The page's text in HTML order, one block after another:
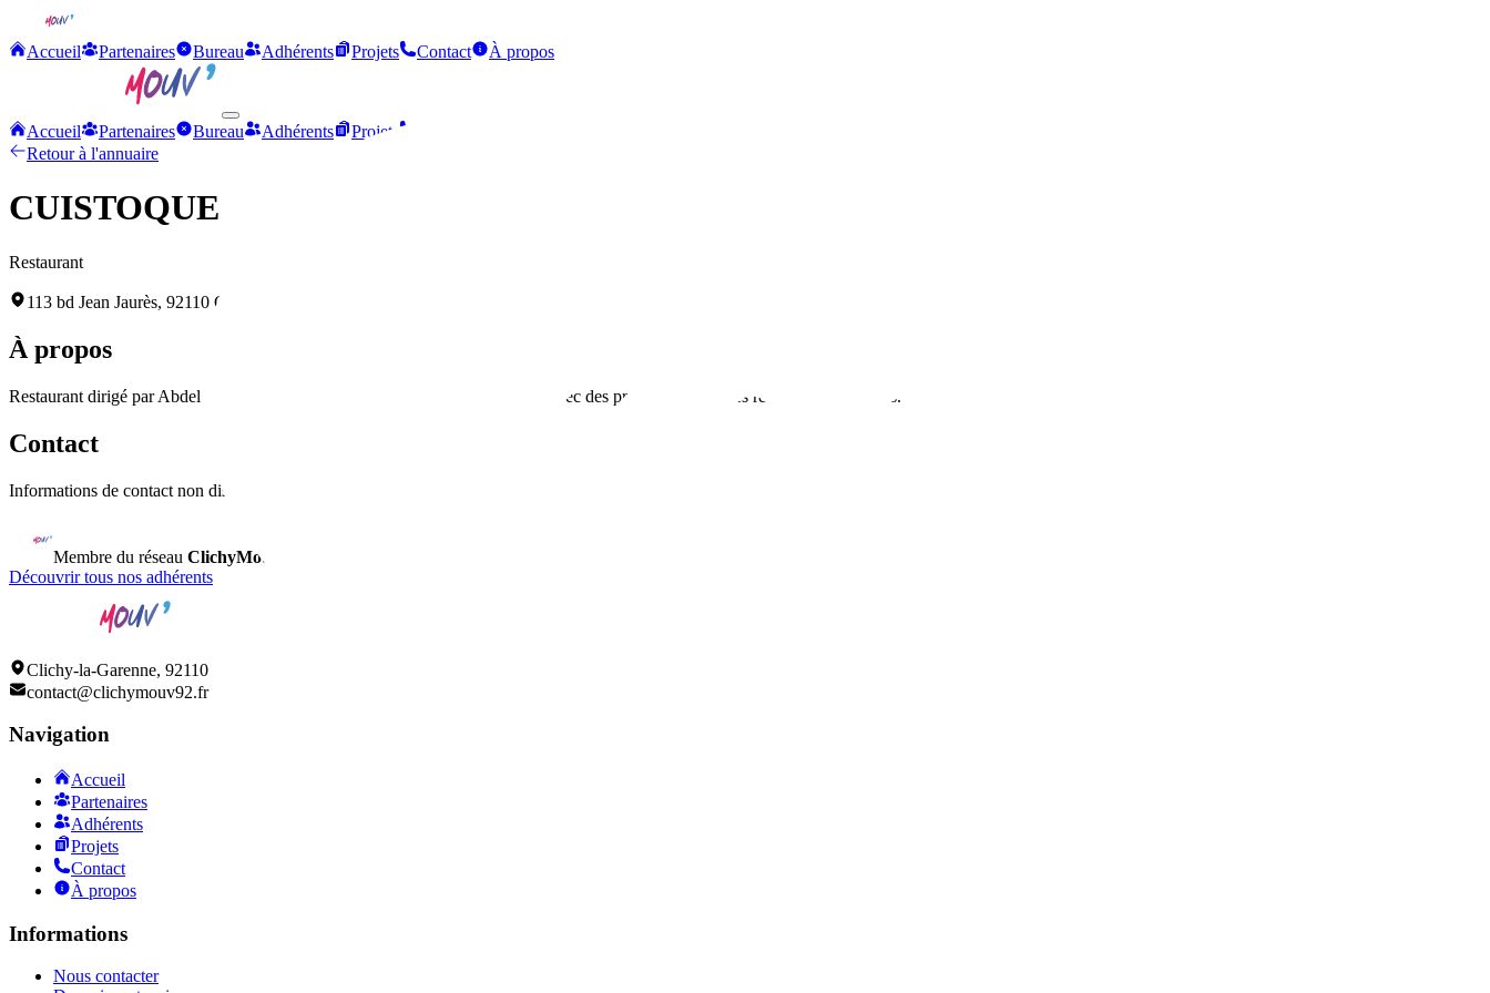
Accueil Partenaires Bureau Adhérents Projets Contact À propos
Accueil Partenaires Bureau Adhérents Projets
Retour à l'annuaire
CUISTOQUE
Restaurant
113 bd Jean Jaurès, 92110 Clichy-la-Garenne
À propos
Restaurant dirigé par Abdel ELOUARAKI, proposant une cuisine de qualité avec des produits frais et des recettes authentiques.
Contact
Informations de contact non disponibles
Membre du réseau ClichyMouv
Découvrir tous nos adhérents
Clichy-la-Garenne, 92110
contact@clichymouv92.fr
Navigation
Accueil
Partenaires
Adhérents
Projets
Contact
À propos
Informations
Nous contacter